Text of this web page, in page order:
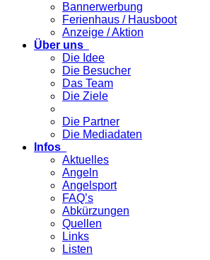
Bannerwerbung
Ferienhaus / Hausboot
Anzeige / Aktion
Über uns
Die Idee
Die Besucher
Das Team
Die Ziele
Die Partner
Die Mediadaten
Infos
Aktuelles
Angeln
Angelsport
FAQ’s
Abkürzungen
Quellen
Links
Listen